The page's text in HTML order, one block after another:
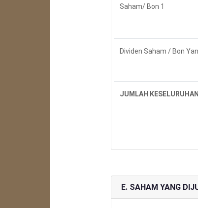
Saham/ Bon 1
Dividen Saham / Bon
JUMLAH
E. SAHAM YANG